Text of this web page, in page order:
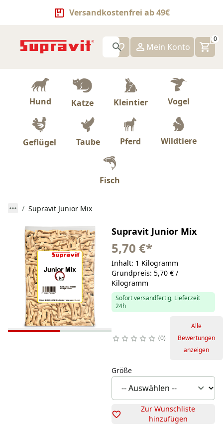
Versandkostenfrei ab 49€
0
Mein Konto
Hund Katze Kleintier Vogel
Geflügel Taube Pferd Wildtiere
Fisch
Supravit Junior Mix
Supravit Junior Mix
5,70 €*
Inhalt: 1 Kilogramm
Grundpreis: 5,70 € /
Kilogramm
Sofort versandfertig, Lieferzeit
24h
0
Alle
Bewertungen
anzeigen
Größe
Zur Wunschliste
hinzufügen